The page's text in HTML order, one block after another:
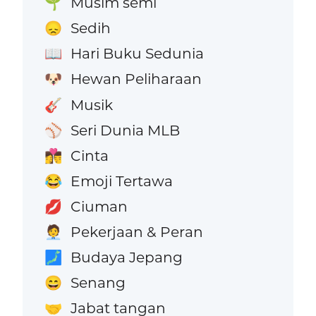
😞 Sedih
📖 Hari Buku Sedunia
🐶 Hewan Peliharaan
🎸 Musik
⚾ Seri Dunia MLB
👩‍❤️‍💋‍👨 Cinta
😂 Emoji Tertawa
💋 Ciuman
🧑‍💼 Pekerjaan & Peran
🗾 Budaya Jepang
😄 Senang
🤝 Jabat tangan